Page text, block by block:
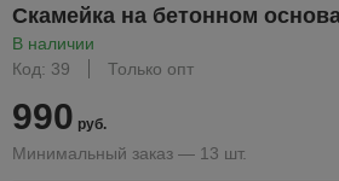
Скамейка на бетонном
В наличии
Код: 39
Только опт
990 руб.
Минимальный заказ — 13 шт.